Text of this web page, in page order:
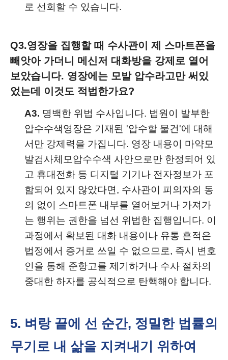
로 선회할 수 있습니다.
Q3.영장을 집행할 때 수사관이 제 스마트폰을
빼앗아 가더니 메신저 대화방을 강제로 열어
보았습니다. 영장에는 모발 압수라고만 써있
었는데 이것도 적법한가요?
A3. 명백한 위법 수사입니다. 법원이 발부한
압수수색영장은 기재된 '압수할 물건'에 대해
서만 강제력을 가집니다. 영장 내용이 마약모
발검사체모압수수색 사안으로만 한정되어 있
고 휴대전화 등 디지털 기기나 전자정보가 포
함되어 있지 않았다면, 수사관이 피의자의 동
의 없이 스마트폰 내부를 열어보거나 가져가
는 행위는 권한을 넘선 위법한 집행입니다. 이
과정에서 확보된 대화 내용이나 유통 흔적은
법정에서 증거로 쓰일 수 없으므로, 즉시 변호
인을 통해 준항고를 제기하거나 수사 절차의
중대한 하자를 공식적으로 탄핵해야 합니다.
5. 벼랑 끝에 선 순간, 정밀한 법률의
무기로 내 삶을 지켜내기 위하여